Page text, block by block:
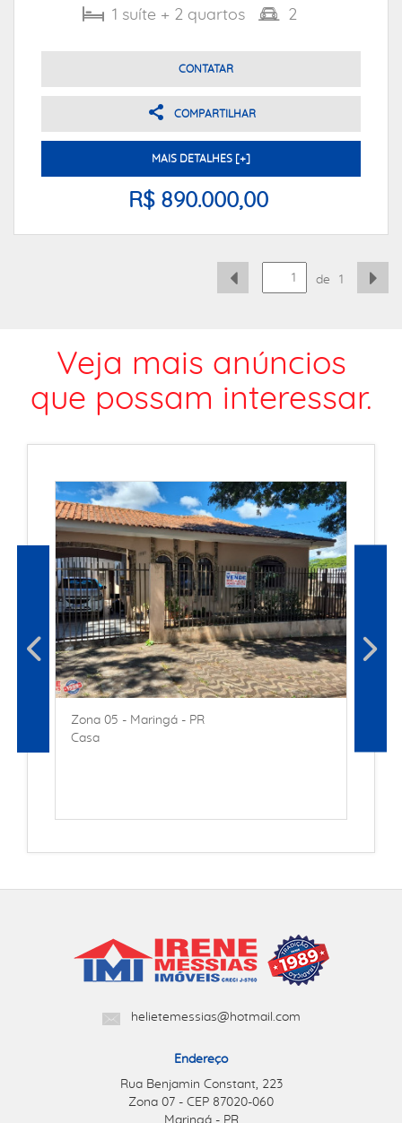
1 suíte + 2 quartos 2
CONTATAR
COMPARTILHAR
MAIS DETALHES [+]
R$ 890.000,00
de 1
Veja mais anúncios
que possam interessar.
Zona 05 - Maringá - PR
Casa
helietemessias@hotmail.com
Endereço
Rua Benjamin Constant, 223
Zona 07 - CEP 87020-060
Maringá - PR